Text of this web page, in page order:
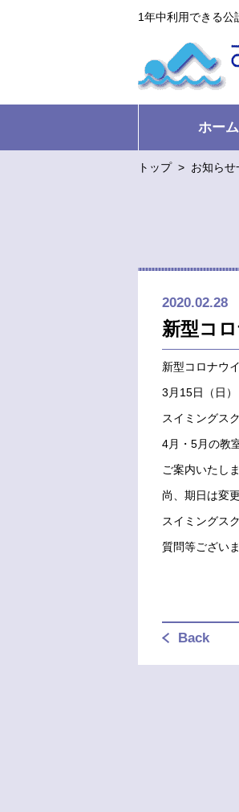
1年中利用できる公
ホーム
トップ > お知らせ
2020.02.28
新型コ
新型コロナウ
3月15日（日
スイミングス
4月・5月の教
ご案内いたしま
尚、期日は変
スイミングス
質問等ござい
Back